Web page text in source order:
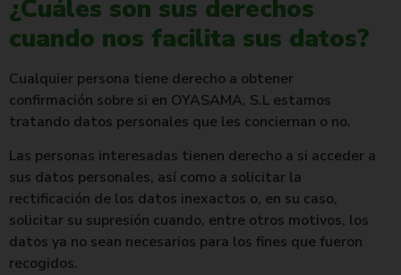
¿Cuáles son sus derechos
cuando nos facilita sus datos?
Cualquier persona tiene derecho a obtener
confirmación sobre si en OYASAMA, S.L estamos
tratando datos personales que les conciernan o no.
Las personas interesadas tienen derecho a si acceder a
sus datos personales, así como a solicitar la
rectificación de los datos inexactos o, en su caso,
solicitar su supresión cuando, entre otros motivos, los
datos ya no sean necesarios para los fines que fueron
recogidos.